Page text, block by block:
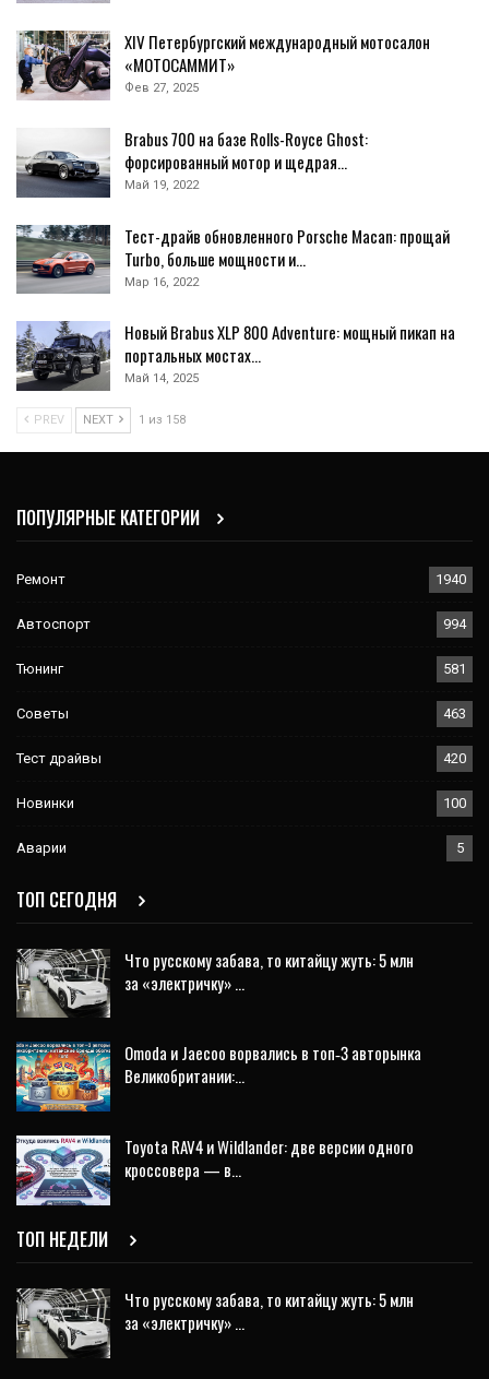
XIV Петербургский международный мотосалон
«МОТОСАММИТ»
Фев 27, 2025
Brabus 700 на базе Rolls-Royce Ghost:
форсированный мотор и щедрая…
Май 19, 2022
Тест-драйв обновленного Porsche Macan: прощай
Turbo, больше мощности и…
Мар 16, 2022
Новый Brabus XLP 800 Adventure: мощный пикап на
портальных мостах…
Май 14, 2025
PREV NEXT 1 из 158
ПОПУЛЯРНЫЕ КАТЕГОРИИ
Ремонт 1940
Автоспорт 994
Тюнинг 581
Советы 463
Тест драйвы 420
Новинки 100
Аварии 5
ТОП СЕГОДНЯ
Что русскому забава, то китайцу жуть: 5 млн
за «электричку» …
Omoda и Jaecoo ворвались в топ‑3 авторынка
Великобритании:…
Toyota RAV4 и Wildlander: две версии одного
кроссовера — в…
ТОП НЕДЕЛИ
Что русскому забава, то китайцу жуть: 5 млн
за «электричку» …